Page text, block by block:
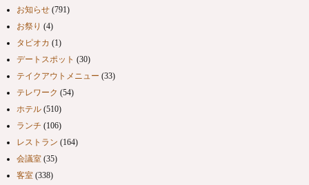
お知らせ(791)
お祭り (4)
タピオカ (1)
デートスポット (30)
テイクアウトメニュー (33)
テレワーク (54)
ホテル(510)
ランチ (106)
レストラン (164)
会議室(35)
客室(338)